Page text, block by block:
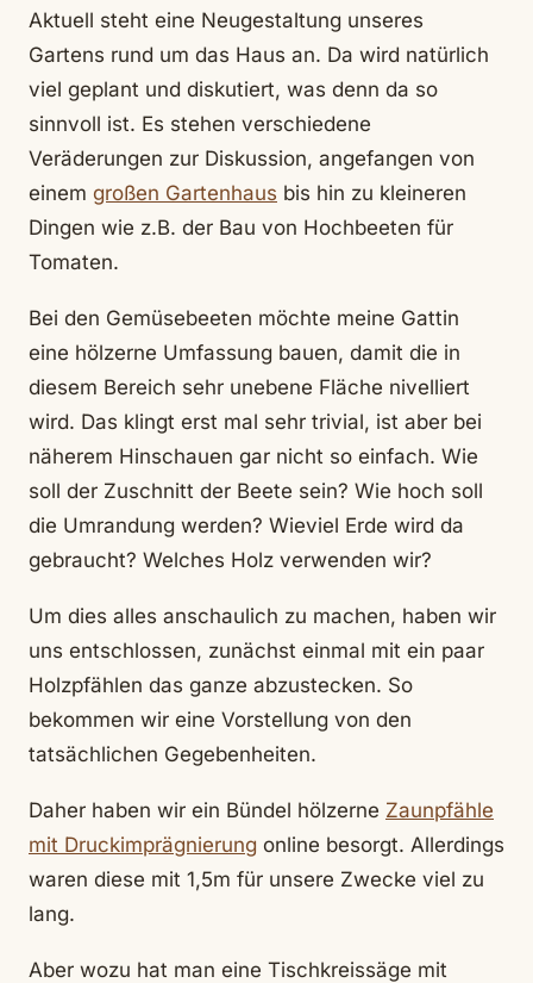
Aktuell steht eine Neugestaltung unseres
Gartens rund um das Haus an. Da wird natürlich
viel geplant und diskutiert, was denn da so
sinnvoll ist. Es stehen verschiedene
Veräderungen zur Diskussion, angefangen von
einem großen Gartenhaus bis hin zu kleineren
Dingen wie z.B. der Bau von Hochbeeten für
Tomaten.
Bei den Gemüsebeeten möchte meine Gattin
eine hölzerne Umfassung bauen, damit die in
diesem Bereich sehr unebene Fläche nivelliert
wird. Das klingt erst mal sehr trivial, ist aber bei
näherem Hinschauen gar nicht so einfach. Wie
soll der Zuschnitt der Beete sein? Wie hoch soll
die Umrandung werden? Wieviel Erde wird da
gebraucht? Welches Holz verwenden wir?
Um dies alles anschaulich zu machen, haben wir
uns entschlossen, zunächst einmal mit ein paar
Holzpfählen das ganze abzustecken. So
bekommen wir eine Vorstellung von den
tatsächlichen Gegebenheiten.
Daher haben wir ein Bündel hölzerne Zaunpfähle
mit Druckimprägnierung online besorgt. Allerdings
waren diese mit 1,5m für unsere Zwecke viel zu
lang.
Aber wozu hat man eine Tischkreissäge mit